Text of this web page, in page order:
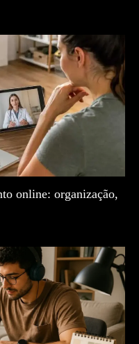
online: organização,